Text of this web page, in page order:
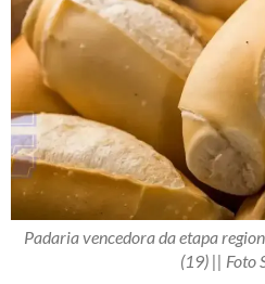
Padaria vencedora da etapa
(19) || Foto